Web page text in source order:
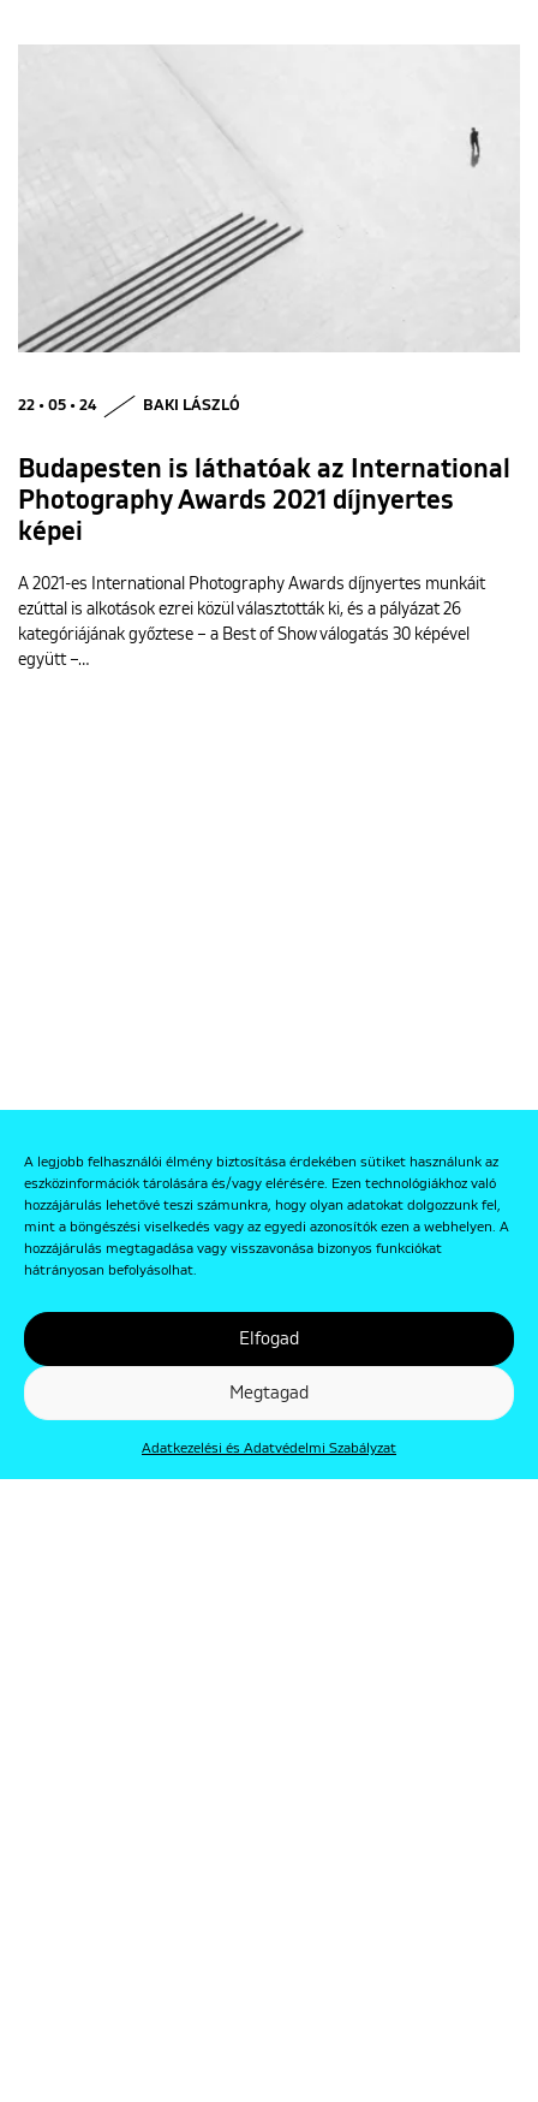
A legjobb felhasználói élmény biztosítása érdekében sütiket használunk az
eszközinformációk tárolására és/vagy elérésére. Ezen technológiákhoz való
hozzájárulás lehetővé teszi számunkra, hogy olyan adatokat dolgozzunk fel,
mint a böngészési viselkedés vagy az egyedi azonosítók ezen a webhelyen. A
hozzájárulás megtagadása vagy visszavonása bizonyos funkciókat
hátrányosan befolyásolhat.
Elfogad
Megtagad
Adatkezelési és Adatvédelmi Szabályzat
22 • 05 • 24 BAKI LÁSZLÓ
Budapesten is láthatóak az International
Photography Awards 2021 díjnyertes
képei
A 2021-es International Photography Awards díjnyertes munkáit
ezúttal is alkotások ezrei közül választották ki, és a pályázat 26
kategóriájának győztese – a Best of Show válogatás 30 képével
együtt –…